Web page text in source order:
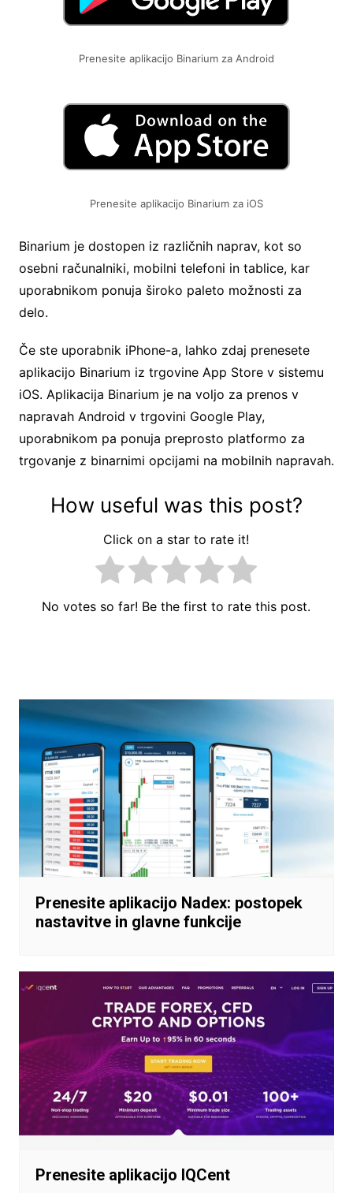
Prenesite aplikacijo Binarium za Android
Prenesite aplikacijo Binarium za iOS
Binarium je dostopen iz različnih naprav, kot so
osebni računalniki, mobilni telefoni in tablice, kar
uporabnikom ponuja široko paleto možnosti za
delo.
Če ste uporabnik iPhone-a, lahko zdaj prenesete
aplikacijo Binarium iz trgovine App Store v sistemu
iOS. Aplikacija Binarium je na voljo za prenos v
napravah Android v trgovini Google Play,
uporabnikom pa ponuja preprosto platformo za
trgovanje z binarnimi opcijami na mobilnih napravah.
How useful was this post?
Click on a star to rate it!
No votes so far! Be the first to rate this post.
Prenesite aplikacijo Nadex: postopek
nastavitve in glavne funkcije
Prenesite aplikacijo IQCent